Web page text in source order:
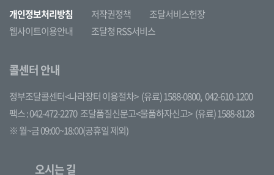
개인정보처리방침 저작권정책
조달서비스헌장
웹사이트이용안내
조달청 RSS서비스
콜센터 안내
정부조달콜센터<나라장터 이용절차> (유료) 1588-0800, 042-610-1200
팩스 : 042-472-2270 조달품질신문고<물품하자신고> (유료) 1588-8128
※ 월~금 09:00~18:00(공휴일 제외)
오시는 길